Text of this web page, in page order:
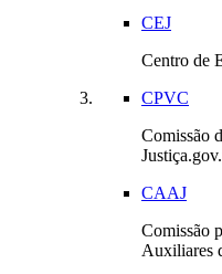
CEJ
Centro de
CPVC
Comissão
CAAJ
Comissão
Auxiliares